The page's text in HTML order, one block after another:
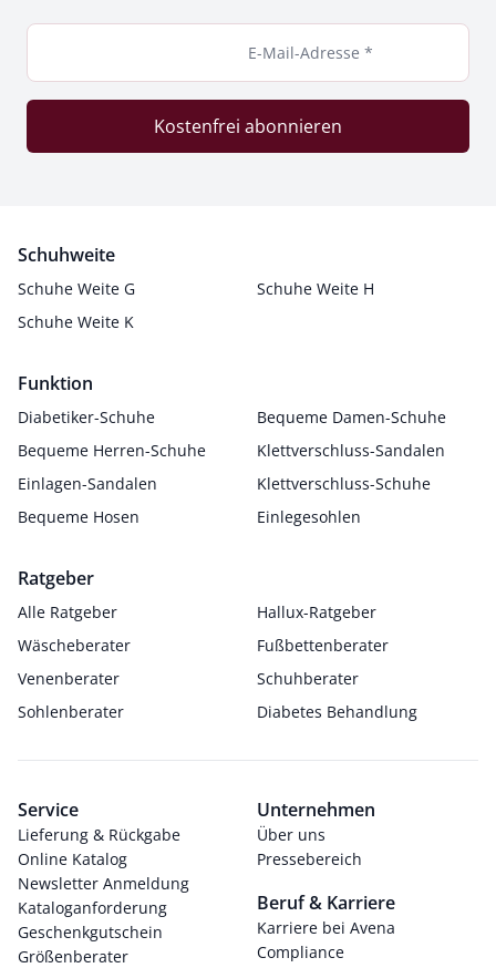
E-Mail-Adresse *
Kostenfrei abonnieren
Schuhweite
Schuhe Weite G
Schuhe Weite H
Schuhe Weite K
Funktion
Diabetiker-Schuhe
Bequeme Damen-Schuhe
Bequeme Herren-Schuhe
Klettverschluss-Sandalen
Einlagen-Sandalen
Klettverschluss-Schuhe
Bequeme Hosen
Einlegesohlen
Ratgeber
Alle Ratgeber
Hallux-Ratgeber
Wäscheberater
Fußbettenberater
Venenberater
Schuhberater
Sohlenberater
Diabetes Behandlung
Service
Lieferung & Rückgabe
Online Katalog
Newsletter Anmeldung
Kataloganforderung
Geschenkgutschein
Größenberater
Unternehmen
Über uns
Pressebereich
Beruf & Karriere
Karriere bei Avena
Compliance